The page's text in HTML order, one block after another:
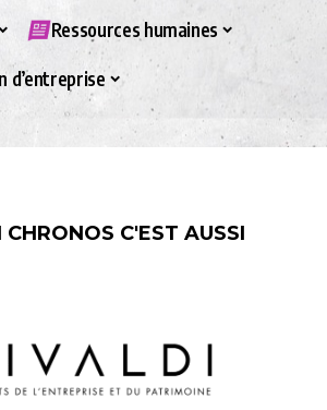
Ressources humaines
d’entreprise
C'EST AUSSI